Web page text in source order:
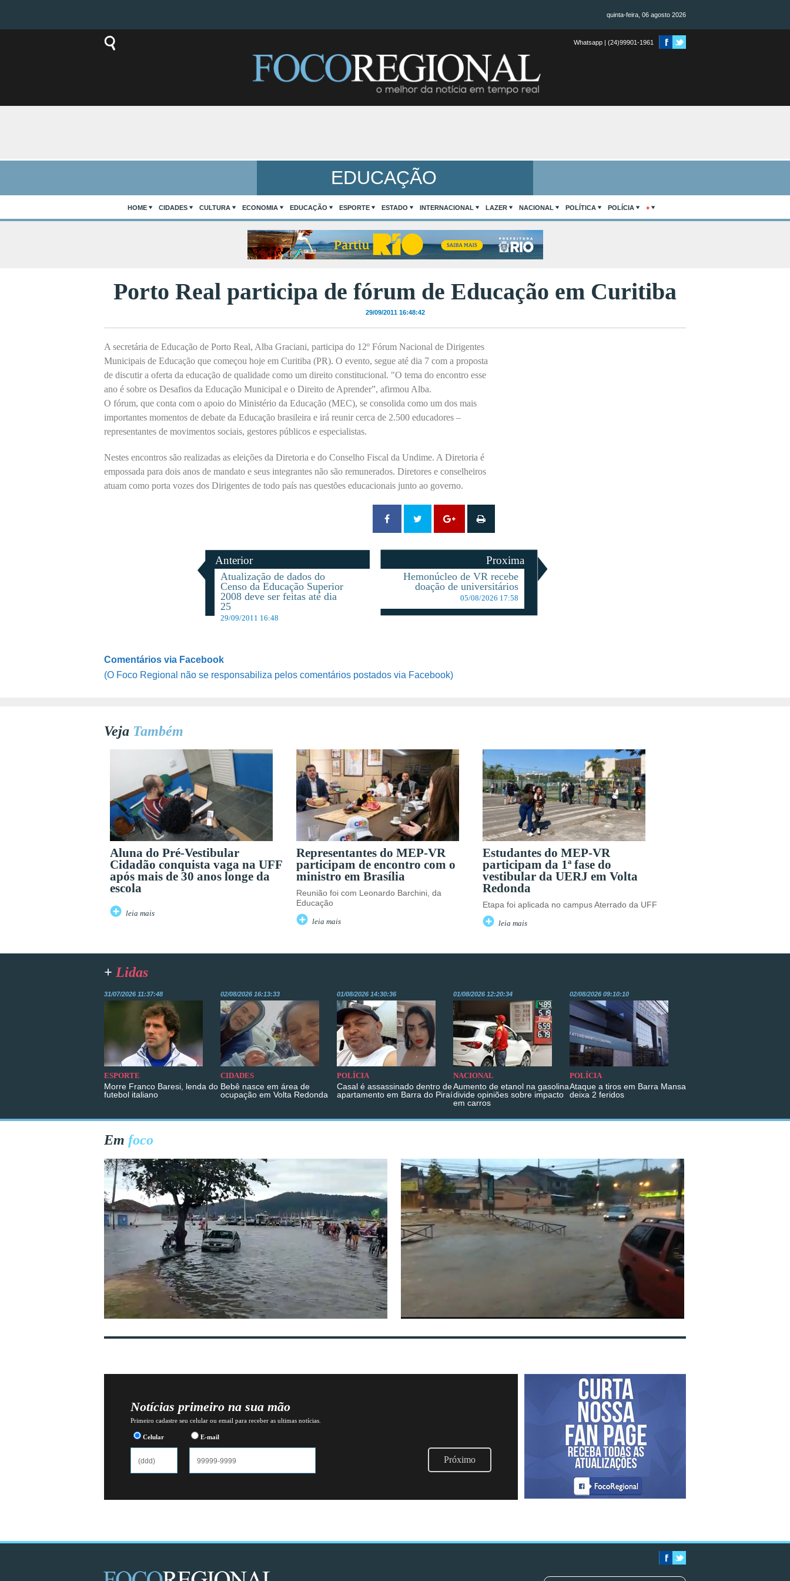
quinta-feira, 06 agosto 2026
Whatsapp | (24)99901-1961
EDUCAÇÃO
HOME CIDADES CULTURA ECONOMIA EDUCAÇÃO ESPORTE ESTADO INTERNACIONAL LAZER NACIONAL POLÍTICA POLÍCIA +
Porto Real participa de fórum de Educação em Curitiba
29/09/2011 16:48:42
A secretária de Educação de Porto Real, Alba Graciani, participa do 12º Fórum Nacional de Dirigentes
Municipais de Educação que começou hoje em Curitiba (PR). O evento, segue até dia 7 com a proposta
de discutir a oferta da educação de qualidade como um direito constitucional. "O tema do encontro esse
ano é sobre os Desafios da Educação Municipal e o Direito de Aprender”, afirmou Alba.
O fórum, que conta com o apoio do Ministério da Educação (MEC), se consolida como um dos mais
importantes momentos de debate da Educação brasileira e irá reunir cerca de 2.500 educadores –
representantes de movimentos sociais, gestores públicos e especialistas.
Nestes encontros são realizadas as eleições da Diretoria e do Conselho Fiscal da Undime. A Diretoria é
empossada para dois anos de mandato e seus integrantes não são remunerados. Diretores e conselheiros
atuam como porta vozes dos Dirigentes de todo país nas questões educacionais junto ao governo.
Anterior
Atualização de dados do
Censo da Educação Superior
2008 deve ser feitas até dia
25
29/09/2011 16:48
Proxima
Hemonúcleo de VR recebe
doação de universitários
05/08/2026 17:58
Comentários via Facebook
(O Foco Regional não se responsabiliza pelos comentários postados via Facebook)
Veja Também
Aluna do Pré-Vestibular
Cidadão conquista vaga na UFF
após mais de 30 anos longe da
escola
leia mais
Representantes do MEP-VR
participam de encontro com o
ministro em Brasília
Reunião foi com Leonardo Barchini, da
Educação
leia mais
Estudantes do MEP-VR
participam da 1ª fase do
vestibular da UERJ em Volta
Redonda
Etapa foi aplicada no campus Aterrado da UFF
leia mais
+ Lidas
31/07/2026 11:37:48
ESPORTE
Morre Franco Baresi, lenda do
futebol italiano
02/08/2026 16:13:33
CIDADES
Bebê nasce em área de
ocupação em Volta Redonda
01/08/2026 14:30:36
POLÍCIA
Casal é assassinado dentro de
apartamento em Barra do Piraí
01/08/2026 12:20:34
NACIONAL
Aumento de etanol na gasolina
divide opiniões sobre impacto
em carros
02/08/2026 09:10:10
POLÍCIA
Ataque a tiros em Barra Mansa
deixa 2 feridos
Em foco
Notícias primeiro na sua mão
Primeiro cadastre seu celular ou email para receber as ultimas notícias.
Celular E-mail
Próximo